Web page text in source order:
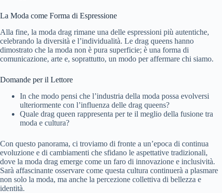
La Moda come Forma di Espressione
Alla fine, la moda drag rimane una delle espressioni più autentiche,
celebrando la diversità e l’individualità. Le drag queens hanno
dimostrato che la moda non è pura superficie; è una forma di
comunicazione, arte e, soprattutto, un modo per affermare chi siamo.
Domande per il Lettore
In che modo pensi che l’industria della moda possa evolversi
ulteriormente con l’influenza delle drag queens?
Quale drag queen rappresenta per te il meglio della fusione tra
moda e cultura?
Con questo panorama, ci troviamo di fronte a un’epoca di continua
evoluzione e di cambiamenti che sfidano le aspettative tradizionali,
dove la moda drag emerge come un faro di innovazione e inclusività.
Sarà affascinante osservare come questa cultura continuerà a plasmare
non solo la moda, ma anche la percezione collettiva di bellezza e
identità.